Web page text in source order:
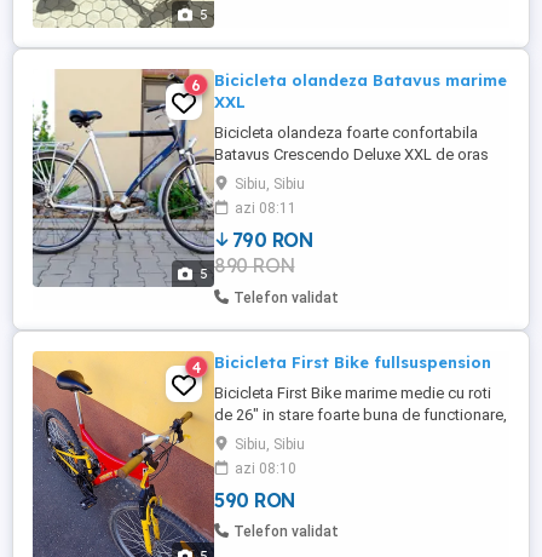
5
5
6
Bicicleta olandeza Batavus marime
XXL
Bicicleta olandeza foarte confortabila
Batavus Crescendo Deluxe XXL de oras
pentru persoane de peste 1,75m Cadru
din aluminiu XXL marime mare 61cm. Roti
duble si capsate din aluminiu 28" cu
anvelope Schwalbe Citizen noi.
Transmisie shimano nexus 7 viteze in
butuc cu lant nou. Frane fata spate pe
tambur ...
Sibiu, Sibiu
azi 08:11
790 RON
890 RON
Telefon validat
4 Bicicleta First Bike fullsuspension
Bicicleta First Bike marime medie cu roti
de 26" in stare foarte buna de functionare,
frane, schimb de viteze, suspensii, roti
drepte, fara jocuri in butuci cu pinion mare
megarange.
Sibiu, Sibiu
azi 08:10
590 RON
Telefon validat